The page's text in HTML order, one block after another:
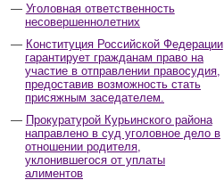
Уголовная ответственность
несовершеннолетних
Конституция Российской Федерации
гарантирует гражданам право на
участие в отправлении правосудия,
предоставив возможность стать
присяжным заседателем.
Прокуратурой Курьинского района
направлено в суд уголовное дело в
отношении родителя,
уклонившегося от уплаты
алиментов